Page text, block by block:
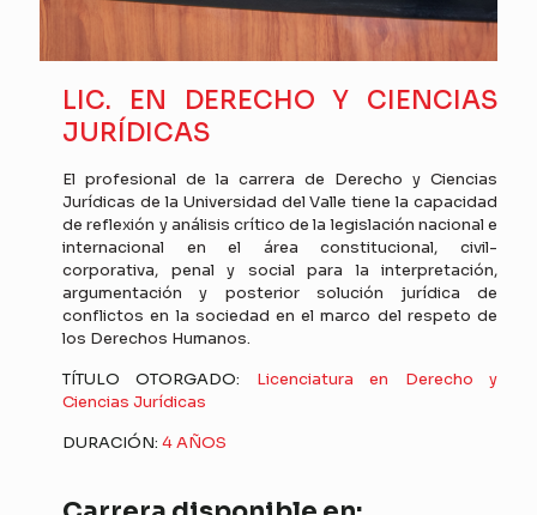
LIC. EN DERECHO Y CIENCIAS
JURÍDICAS
El profesional de la carrera de Derecho y Ciencias
Jurídicas de la Universidad del Valle tiene la capacidad
de reflexión y análisis crítico de la legislación nacional e
internacional en el área constitucional, civil-
corporativa, penal y social para la interpretación,
argumentación y posterior solución jurídica de
conflictos en la sociedad en el marco del respeto de
los Derechos Humanos.
TÍTULO OTORGADO: Licenciatura en Derecho y
Ciencias Jurídicas
DURACIÓN:4 AÑOS